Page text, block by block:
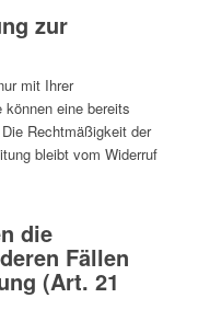
zur
mit Ihrer
eine bereits
Rechtmäßigkeit der
bleibt vom Widerruf
die
Fällen
(Art. 21